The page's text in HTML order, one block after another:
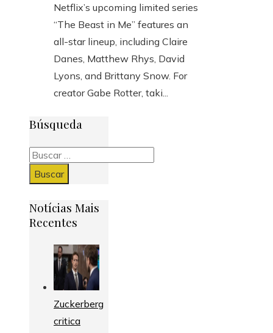
Netflix’s upcoming limited series
“The Beast in Me” features an
all-star lineup, including Claire
Danes, Matthew Rhys, David
Lyons, and Brittany Snow. For
creator Gabe Rotter, taki...
Búsqueda
Buscar:
Notícias Mais
Recentes
Zuckerberg
critica